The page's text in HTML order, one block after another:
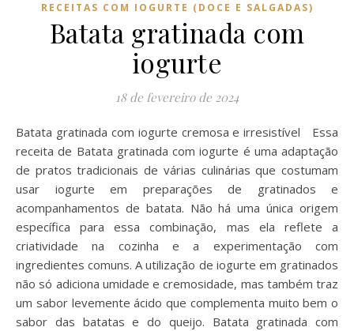
RECEITAS COM IOGURTE (DOCE E SALGADAS)
Batata gratinada com
iogurte
18 de fevereiro de 2024
Batata gratinada com iogurte cremosa e irresistível Essa
receita de Batata gratinada com iogurte é uma adaptação
de pratos tradicionais de várias culinárias que costumam
usar iogurte em preparações de gratinados e
acompanhamentos de batata. Não há uma única origem
específica para essa combinação, mas ela reflete a
criatividade na cozinha e a experimentação com
ingredientes comuns. A utilização de iogurte em gratinados
não só adiciona umidade e cremosidade, mas também traz
um sabor levemente ácido que complementa muito bem o
sabor das batatas e do queijo. Batata gratinada com